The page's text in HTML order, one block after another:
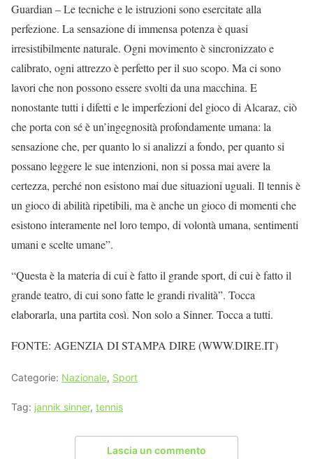
Guardian – Le tecniche e le istruzioni sono esercitate alla
perfezione. La sensazione di immensa potenza è quasi
irresistibilmente naturale. Ogni movimento è sincronizzato e
calibrato, ogni attrezzo è perfetto per il suo scopo. Ma ci sono
lavori che non possono essere svolti da una macchina. E
nonostante tutti i difetti e le imperfezioni del gioco di Alcaraz, ciò
che porta con sé è un’ingegnosità profondamente umana: la
sensazione che, per quanto lo si analizzi a fondo, per quanto si
possano leggere le sue intenzioni, non si possa mai avere la
certezza, perché non esistono mai due situazioni uguali. Il tennis è
un gioco di abilità ripetibili, ma è anche un gioco di momenti che
esistono interamente nel loro tempo, di volontà umana, sentimenti
umani e scelte umane”.
“Questa è la materia di cui è fatto il grande sport, di cui è fatto il
grande teatro, di cui sono fatte le grandi rivalità”. Tocca
elaborarla, una partita così. Non solo a Sinner. Tocca a tutti.
FONTE: AGENZIA DI STAMPA DIRE (WWW.DIRE.IT)
Categorie: Nazionale, Sport
Tag: jannik sinner, tennis
Lascia un commento